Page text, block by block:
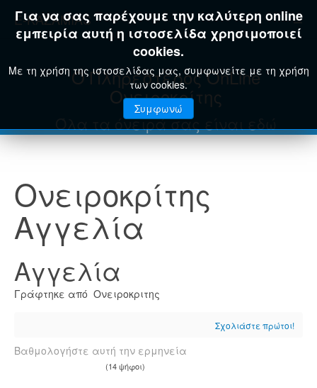
E-KAZAMIAS
Για να σας παρέχουμε την καλύτερη online
εμπειρία αυτή η ιστοσελίδα χρησιμοποιεί
cookies.
Με τη χρήση της ιστοσελίδας μας, συμφωνείτε με τη χρήση
των cookies.
Συμφωνώ
Ο Πληρέστερος OnLine
Ονειροκρίτης
Όλα τα όνειρά σας είναι εδώ
Ονειροκρίτης
Αγγελία
Αγγελία
Γράφτηκε από Ονειροκριτης
Σχολιάστε πρώτοι!
Βαθμολογήστε αυτή την ερμηνεία
(14 ψήφοι)